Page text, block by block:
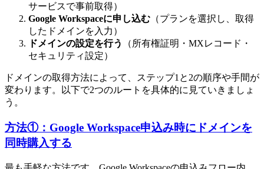
サービスで事前取得）
Google Workspaceに申し込む （プランを選択し、取得
したドメインを入力）
ドメインの設定を行う
（所有権証明・MXレコード・
セキュリティ設定）
ドメインの取得方法によって、ステップ1と2の順序や手間が
変わります。以下で2つのルートを具体的に見ていきましょ
う。
方法①：Google Workspace申込み時にドメインを
同時購入する